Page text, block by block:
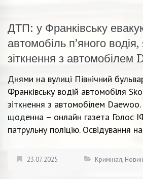
ДТП: у Франківську
автомобіль п’яного
зіткнення з автомобілем
Днями на вулиці Північний
Франківську водій автомобіля
зіткнення з автомобілем
щоденна – онлайн газета Голос
патрульну поліцію. Освідування
23.07.2025 Кримінал,